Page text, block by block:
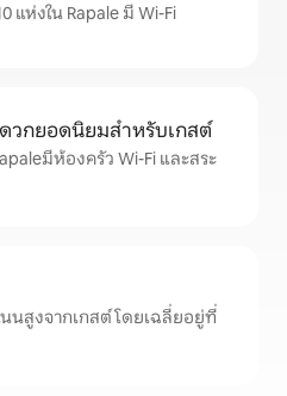
แห่งใน Rapale มี Wi-Fi
วกยอดนิยมสำหรับเกสต์
มีห้องครัว Wi-Fi และสระ
นสูงจากเกสต์ โดยเฉลี่ยอยู่ที่